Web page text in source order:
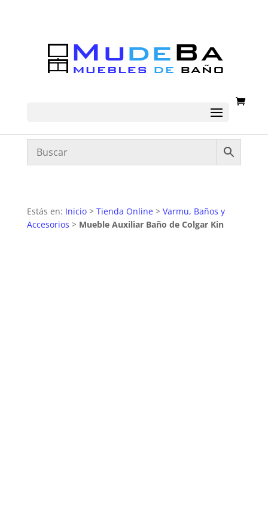
Estás en: Inicio> Tienda Online> Varmu, Baños y
Accesorios > Mueble Auxiliar Baño de Colgar Kin